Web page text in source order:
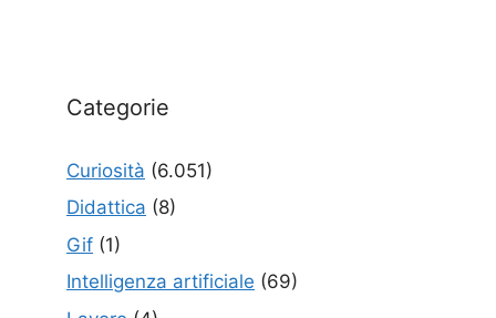
Categorie
Curiosità (6.051)
Didattica (8)
Gif (1)
Intelligenza artificiale (69)